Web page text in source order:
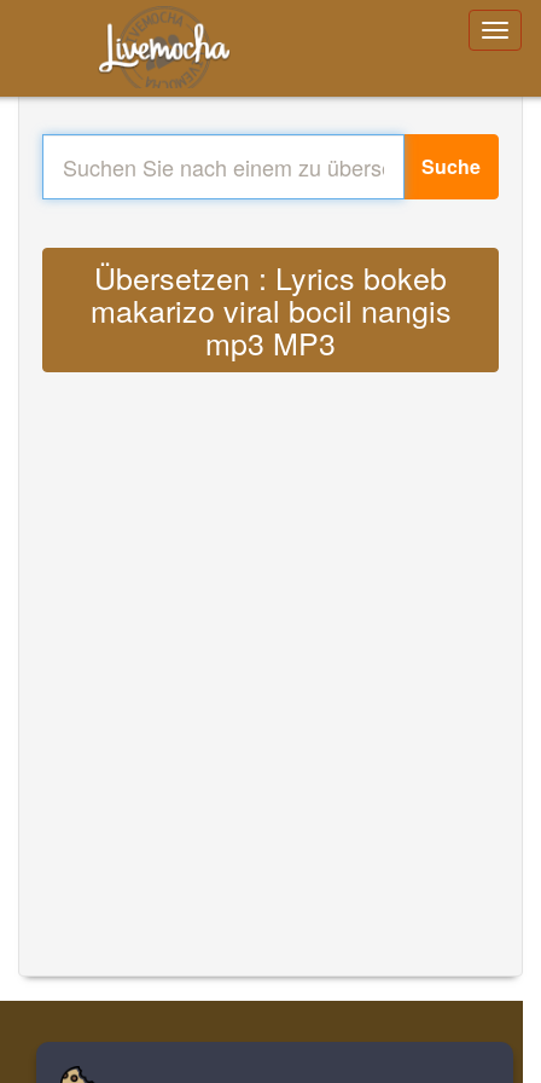
Suche
Übersetzen : Lyrics bokeb
makarizo viral bocil nangis
mp3 MP3